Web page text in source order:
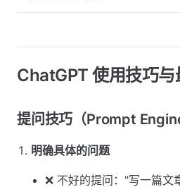
ChatGPT 使用技巧与
提问技巧（Prompt
明确具体的问题
❌ 不好的提问："写一篇文